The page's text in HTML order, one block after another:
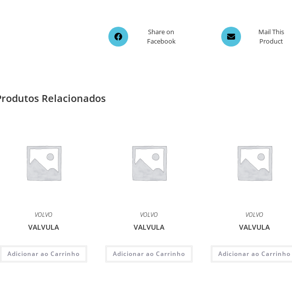
Opens
in
Share on
Facebook
Opens
in
Mail This
Product
Relacionados
VOLVO
VALVULA
Adicionar ao Carrinho
VOLVO
VALVULA
Adicionar ao Carrinho
VOLVO
VALVULA
Adicionar ao Carrinho